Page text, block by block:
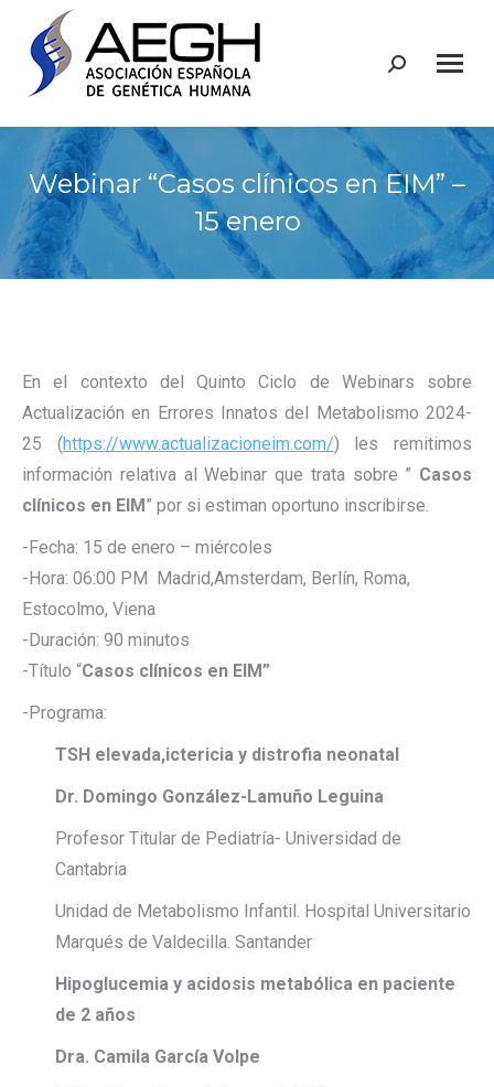
Buscar:
Webinar “Casos clínicos en EIM” –
15 enero
En el contexto del Quinto Ciclo de Webinars sobre
Actualización en Errores Innatos del Metabolismo 2024-
25 (https://www.actualizacioneim.com/) les remitimos
información relativa al Webinar que trata sobre ” Casos
clínicos en EIM” por si estiman oportuno inscribirse.
-Fecha: 15 de enero – miércoles
-Hora: 06:00 PM Madrid,Amsterdam, Berlín, Roma,
Estocolmo, Viena
-Duración: 90 minutos
-Título “Casos clínicos en EIM”
-Programa:
TSH elevada,ictericia y distrofia neonatal
Dr. Domingo González-Lamuño Leguina
Profesor Titular de Pediatría- Universidad de
Cantabria
Unidad de Metabolismo Infantil. Hospital Universitario
Marqués de Valdecilla. Santander
Hipoglucemia y acidosis metabólica en paciente
de 2 años
Dra. Camila García Volpe